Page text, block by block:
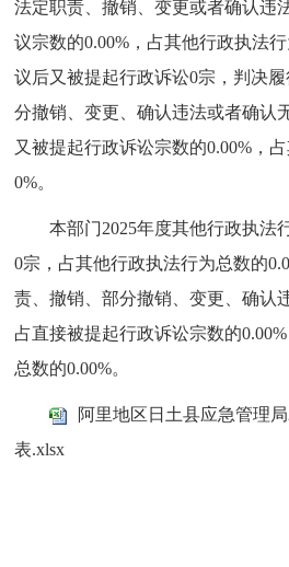
法定职责、撤销、变更或者确认违
议宗数的0.00%，占其他行政执法
议后又被提起行政诉讼0宗，判决
分撤销、变更、确认违法或者确认
又被提起行政诉讼宗数的0.00%，
0%。
本部门2025年度其他行政执法
0宗，占其他行政执法行为总数的
责、撤销、部分撤销、变更、确认
占直接被提起行政诉讼宗数的
总数的0.00%。
阿里地区日土县应急管理
表.xlsx